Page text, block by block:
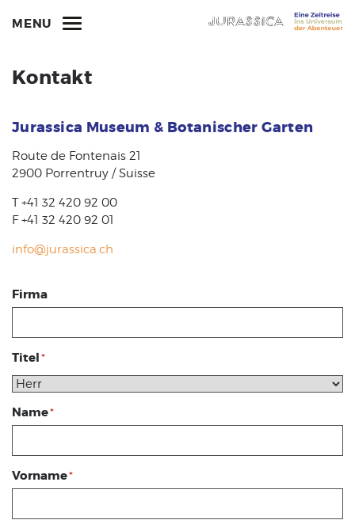
MENU
Kontakt
Jurassica Museum & Botanischer Garten
Route de Fontenais 21
2900 Porrentruy / Suisse
T +41 32 420 92 00
F +41 32 420 92 01
info@jurassica.ch
Firma
Titel*
Name*
Vorname*